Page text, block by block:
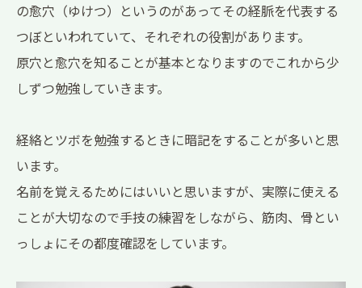
の愈穴（ゆけつ）というのがあってその経脈を代表する
つぼといわれていて、それぞれの役割があります。
原穴と愈穴を知ることが基本となりますのでこれから少
しずつ勉強していきます。
経絡とツボを勉強するときに暗記をすることが多いと思
います。
名前を覚えるためにはいいと思いますが、実際に使える
ことが大切なので手技の練習をしながら、筋肉、骨とい
っしょにその都度確認をしています。